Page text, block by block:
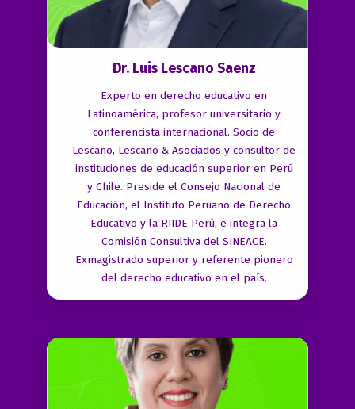
Dr. Luis Lescano Saenz
Experto en derecho educativo en
Latinoamérica, profesor universitario y
conferencista internacional. Socio de
Lescano, Lescano & Asociados y consultor de
instituciones de educación superior en Perú
y Chile. Preside el Consejo Nacional de
Educación, el Instituto Peruano de Derecho
Educativo y la RIIDE Perú, e integra la
Comisión Consultiva del SINEACE.
Exmagistrado superior y referente pionero
del derecho educativo en el país.